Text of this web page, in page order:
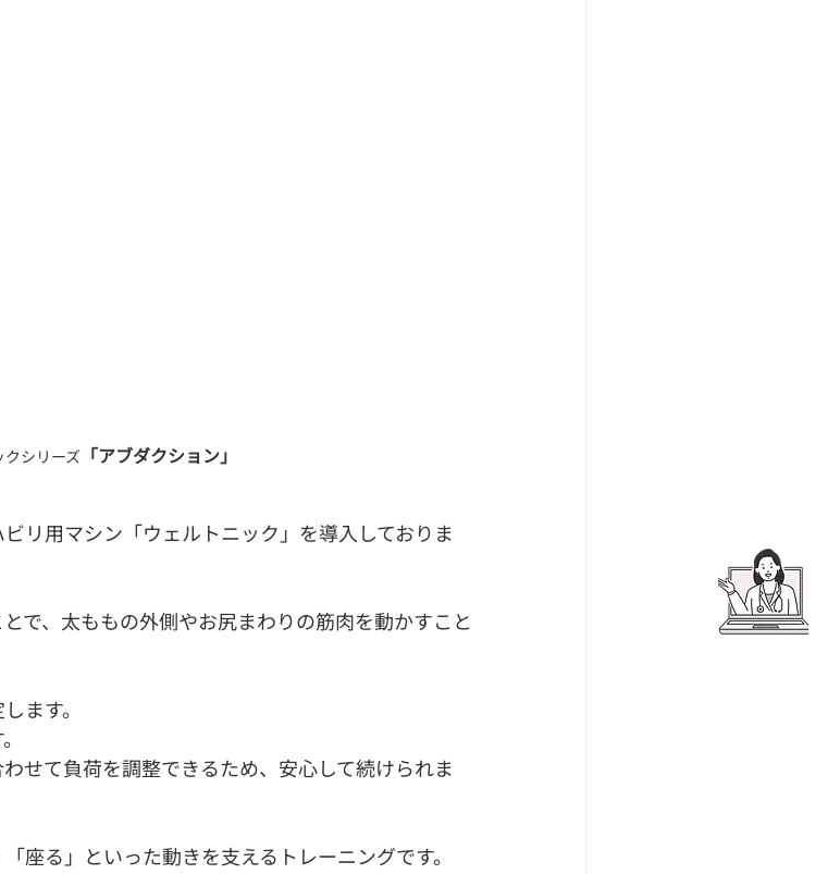
クシリーズ 「アブダクション」
リ用マシン「ウェルトニック」を導入しておりま
で、太ももの外側やお尻まわりの筋肉を動かすこと
ます。
せて負荷を調整できるため、安心して続けられま
座る」といった動きを支えるトレーニングです。